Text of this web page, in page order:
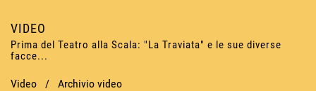
VIDEO
Prima del Teatro alla Scala: "La Traviata" e le sue diverse
facce...
Video / Archivio video